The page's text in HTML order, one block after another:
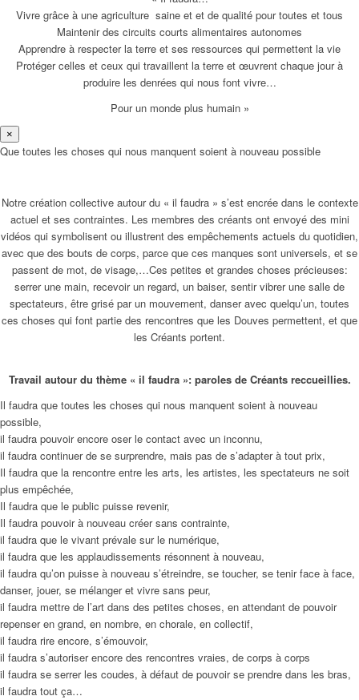
Vivre grâce à une agriculture saine et et de qualité pour toutes et tous
Maintenir des circuits courts alimentaires autonomes
Apprendre à respecter la terre et ses ressources qui permettent la vie
Protéger celles et ceux qui travaillent la terre et œuvrent chaque jour à
produire les denrées qui nous font vivre…
Pour un monde plus humain »
×
Que toutes les choses qui nous manquent soient à nouveau possible
Notre création collective autour du « il faudra » s’est encrée dans le contexte
actuel et ses contraintes. Les membres des créants ont envoyé des mini
vidéos qui symbolisent ou illustrent des empêchements actuels du quotidien,
avec que des bouts de corps, parce que ces manques sont universels, et se
passent de mot, de visage,…Ces petites et grandes choses précieuses:
serrer une main, recevoir un regard, un baiser, sentir vibrer une salle de
spectateurs, être grisé par un mouvement, danser avec quelqu’un, toutes
ces choses qui font partie des rencontres que les Douves permettent, et que
les Créants portent.
Travail autour du thème « il faudra »: paroles de Créants reccueillies.
Il faudra que toutes les choses qui nous manquent soient à nouveau
possible,
il faudra pouvoir encore oser le contact avec un inconnu,
il faudra continuer de se surprendre, mais pas de s’adapter à tout prix,
Il faudra que la rencontre entre les arts, les artistes, les spectateurs ne soit
plus empêchée,
Il faudra que le public puisse revenir,
Il faudra pouvoir à nouveau créer sans contrainte,
il faudra que le vivant prévale sur le numérique,
il faudra que les applaudissements résonnent à nouveau,
il faudra qu’on puisse à nouveau s’étreindre, se toucher, se tenir face à face,
danser, jouer, se mélanger et vivre sans peur,
il faudra mettre de l’art dans des petites choses, en attendant de pouvoir
repenser en grand, en nombre, en chorale, en collectif,
il faudra rire encore, s’émouvoir,
il faudra s’autoriser encore des rencontres vraies, de corps à corps
il faudra se serrer les coudes, à défaut de pouvoir se prendre dans les bras,
il faudra tout ça…